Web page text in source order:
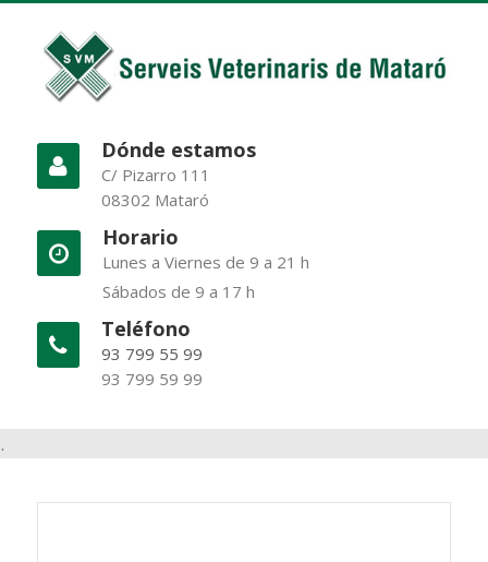
Dónde estamos
C/ Pizarro 111
08302 Mataró
Horario
Lunes a Viernes de 9 a 21 h
Sábados de 9 a 17 h
Teléfono
93 799 55 99
93 799 59 99
.